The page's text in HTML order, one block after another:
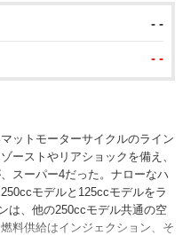
- -
- -
ットモーターサイクルのライン
ーストやリアショックを備え、
スーパー4だった。ナローなハ
モデルと125ccモデルをラ
は、他の250ccモデル共通の空
料供給はインジェクション、そ